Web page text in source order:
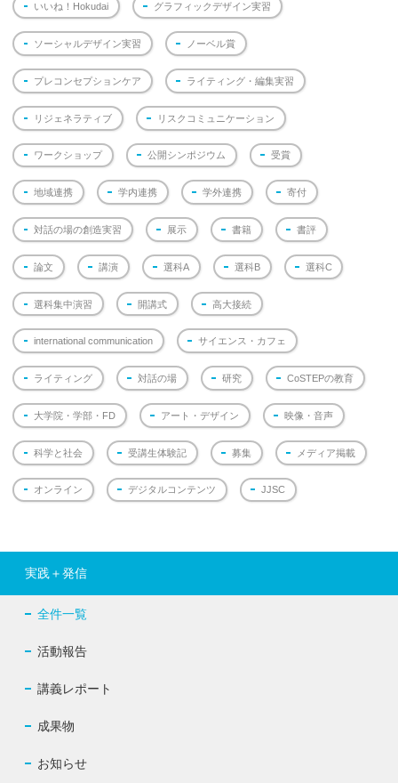
いいね！Hokudai グラフィックデザイン実習
ソーシャルデザイン実習 ノーベル賞
プレコンセプションケア ライティング・編集実習
リジェネラティブ リスクコミュニケーション
ワークショップ 公開シンポジウム 受賞
地域連携 学内連携 学外連携 寄付
対話の場の創造実習 展示 書籍 書評
論文 講演 選科A 選科B 選科C
選科集中演習 開講式 高大接続
international communication サイエンス・カフェ
ライティング 対話の場 研究 CoSTEPの教育
大学院・学部・FD アート・デザイン 映像・音声
科学と社会 受講生体験記 募集 メディア掲載
オンライン デジタルコンテンツ JJSC
実践＋発信
全件一覧
活動報告
講義レポート
成果物
お知らせ